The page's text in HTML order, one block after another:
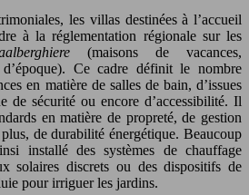
les villas destinées à l’accueil
à la réglementation régionale sur les
(maisons de vacances,
d’époque). Ce cadre définit le nombre
en matière de salles de bain, d’issues
de sécurité ou encore d’accessibilité. Il
en matière de propreté, de gestion
de durabilité énergétique. Beaucoup
installé des systèmes de chauffage
solaires discrets ou des dispositifs de
pour irriguer les jardins.